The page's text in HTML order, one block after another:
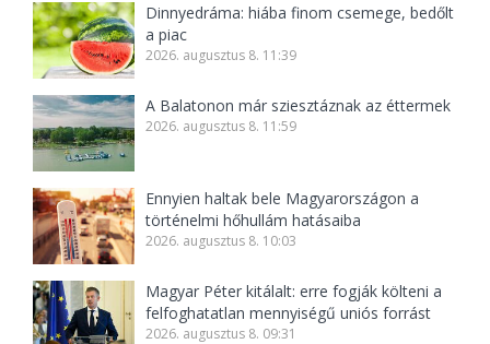
Dinnyedráma: hiába finom csemege, bedőlt
a piac
2026. augusztus 8. 11:39
A Balatonon már sziesztáznak az éttermek
2026. augusztus 8. 11:59
Ennyien haltak bele Magyarországon a
történelmi hőhullám hatásaiba
2026. augusztus 8. 10:03
Magyar Péter kitálalt: erre fogják költeni a
felfoghatatlan mennyiségű uniós forrást
2026. augusztus 8. 09:31